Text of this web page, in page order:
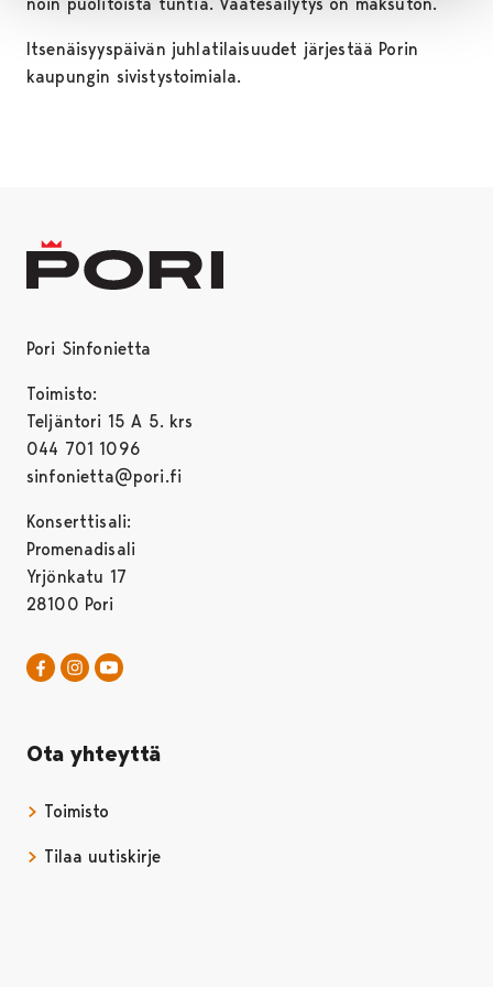
noin puolitoista tuntia. Vaatesäilytys on maksuton.
Itsenäisyyspäivän juhlatilaisuudet järjestää Porin
kaupungin sivistystoimiala.
Pori Sinfonietta
Toimisto:
Teljäntori 15 A 5. krs
044 701 1096
sinfonietta@pori.fi
Konserttisali:
Promenadisali
Yrjönkatu 17
28100 Pori
Pori Sinfonietta Facebookissa
Avautuu uudessa välilehdessä
Pori Sinfonietta Instagrammissa
Avautuu uudessa välilehdessä
Ota yhteyttä
Toimisto
Tilaa uutiskirjeAvautuu uudessa välilehdessä